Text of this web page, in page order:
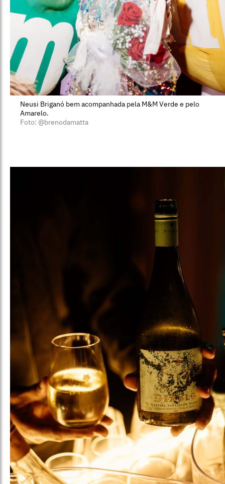
Neusi Briganó bem acompanhada pela M&M Verde e pelo
Amarelo.
Foto: @brenodamatta